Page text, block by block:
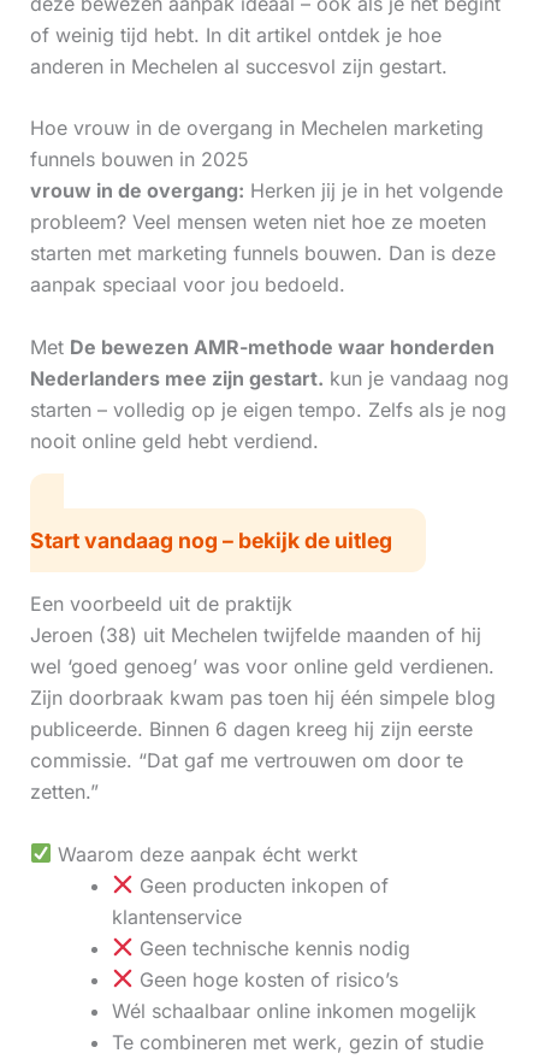
of weinig tijd hebt. In dit artikel ontdek je hoe
anderen in Mechelen al succesvol zijn gestart.
Hoe vrouw in de overgang in Mechelen marketing
funnels bouwen in 2025
vrouw in de overgang: Herken jij je in het volgende
probleem? Veel mensen weten niet hoe ze moeten
starten met marketing funnels bouwen. Dan is deze
aanpak speciaal voor jou bedoeld.
Met De bewezen AMR-methode waar honderden
Nederlanders mee zijn gestart. kun je vandaag nog
starten – volledig op je eigen tempo. Zelfs als je nog
nooit online geld hebt verdiend.
Start vandaag nog – bekijk de uitleg
Een voorbeeld uit de praktijk
Jeroen (38) uit Mechelen twijfelde maanden of hij
wel ‘goed genoeg’ was voor online geld verdienen.
Zijn doorbraak kwam pas toen hij één simpele blog
publiceerde. Binnen 6 dagen kreeg hij zijn eerste
commissie. “Dat gaf me vertrouwen om door te
zetten.”
Waarom deze aanpak écht werkt
Geen producten inkopen of
klantenservice
Geen technische kennis nodig
Geen hoge kosten of risico’s
Wél schaalbaar online inkomen mogelijk
Te combineren met werk, gezin of studie